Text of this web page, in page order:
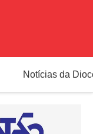
Notícias da